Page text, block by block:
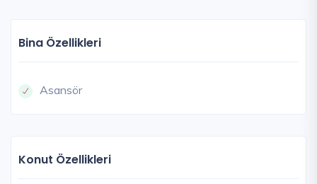
Bina Özellikleri
Asansör
Konut Özellikleri